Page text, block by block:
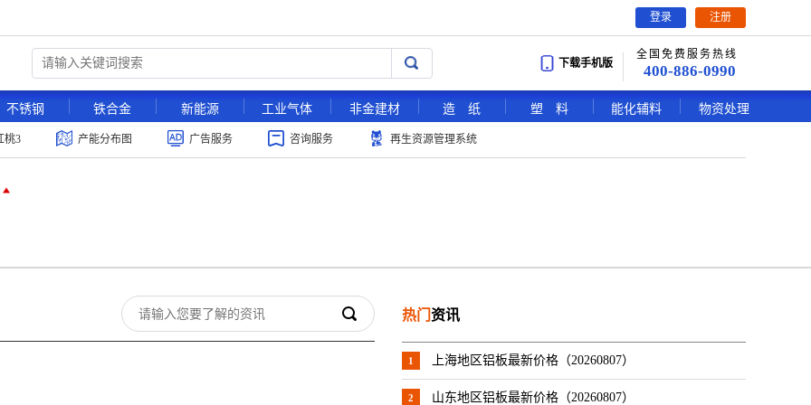
注册
登录
下载手机版
全国免费服务热线
400-886-0990
不锈钢 铁合金 新能源 工业气体 非金建材 造 纸 塑 料 能化辅料 物资处理
桃3 产能分布图 广告服务 咨询服务 再生资源管理系统
热门 资讯
1 上海地区铝板最新价格（20260807）
2 山东地区铝板最新价格（20260807）